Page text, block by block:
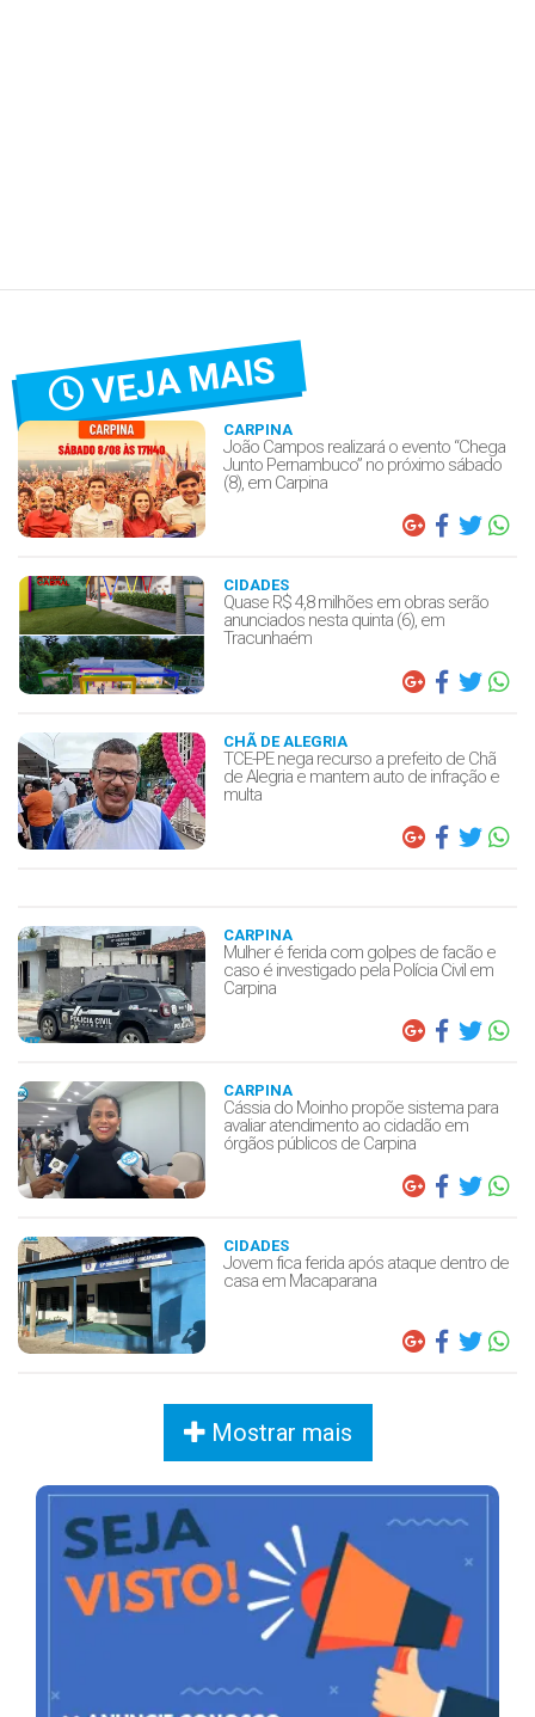
VEJA MAIS
CARPINA
João Campos realizará o evento “Chega
Junto Pernambuco” no próximo sábado
(8), em Carpina
CIDADES
Quase R$ 4,8 milhões em obras serão
anunciados nesta quinta (6), em
Tracunhaém
CHÃ DE ALEGRIA
TCE-PE nega recurso a prefeito de Chã
de Alegria e mantem auto de infração e
multa
CARPINA
Mulher é ferida com golpes de facão e
caso é investigado pela Polícia Civil em
Carpina
CARPINA
Cássia do Moinho propõe sistema para
avaliar atendimento ao cidadão em
órgãos públicos de Carpina
CIDADES
Jovem fica ferida após ataque dentro de
casa em Macaparana
Mostrar mais